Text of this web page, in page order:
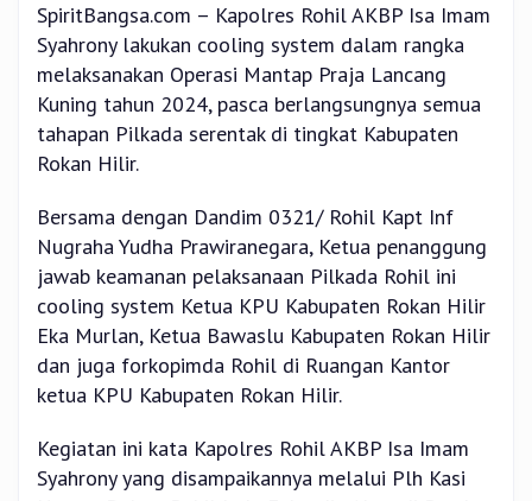
SpiritBangsa.com – Kapolres Rohil AKBP Isa Imam
Syahrony lakukan cooling system dalam rangka
melaksanakan Operasi Mantap Praja Lancang
Kuning tahun 2024, pasca berlangsungnya semua
tahapan Pilkada serentak di tingkat Kabupaten
Rokan Hilir.
Bersama dengan Dandim 0321/ Rohil Kapt Inf
Nugraha Yudha Prawiranegara, Ketua penanggung
jawab keamanan pelaksanaan Pilkada Rohil ini
cooling system Ketua KPU Kabupaten Rokan Hilir
Eka Murlan, Ketua Bawaslu Kabupaten Rokan Hilir
dan juga forkopimda Rohil di Ruangan Kantor
ketua KPU Kabupaten Rokan Hilir.
Kegiatan ini kata Kapolres Rohil AKBP Isa Imam
Syahrony yang disampaikannya melalui Plh Kasi